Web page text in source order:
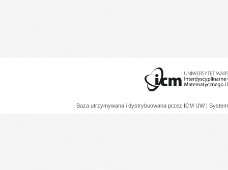
Baza utrzymywana i dystrybuowana przez ICM UW |